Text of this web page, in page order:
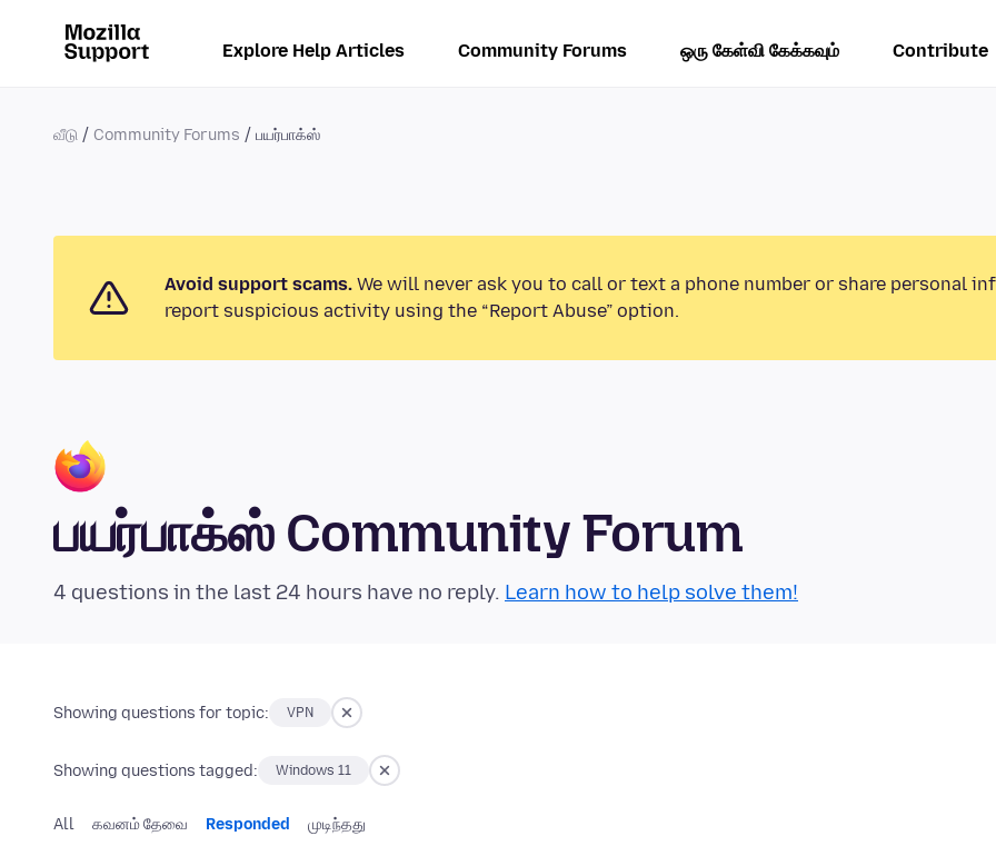
Explore Help Articles Community Forums ஒரு கேள்வி கேக்கவும் Contribute
வீடு Community Forums பயர்பாக்ஸ்
Avoid support scams. We will never ask you to call or text a phone number or share personal
report suspicious activity using the “Report Abuse” option.
பயர்பாக்ஸ் Community Forum
4 questions in the last 24 hours have no reply. Learn how to help solve them!
Showing questions for topic: VPN
Showing questions tagged: Windows 11
All கவனம் தேவை Responded முடிந்தது